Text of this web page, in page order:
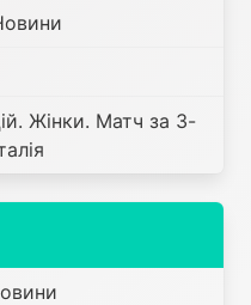
Жінки. Матч за 3-